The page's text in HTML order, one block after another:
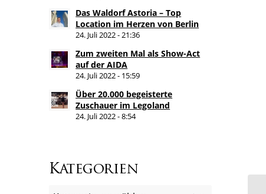
Das Waldorf Astoria – Top
Location im Herzen von Berlin
24. Juli 2022 - 21:36
Zum zweiten Mal als Show-Act
auf der AIDA
24. Juli 2022 - 15:59
Über 20.000 begeisterte
Zuschauer im Legoland
24. Juli 2022 - 8:54
Kategorien